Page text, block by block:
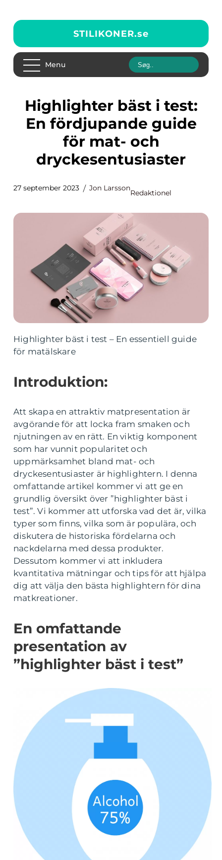
STILIKONER.se
Menu
Highlighter bäst i test:
En fördjupande guide
för mat- och
dryckesentusiaster
27 september 2023 Jon Larsson
Redaktionel
Highlighter bäst i test – En essentiell guide
för matälskare
Introduktion:
Att skapa en attraktiv matpresentation är
avgörande för att locka fram smaken och
njutningen av en rätt. En viktig komponent
som har vunnit popularitet och
uppmärksamhet bland mat- och
dryckesentusiaster är highlightern. I denna
omfattande artikel kommer vi att ge en
grundlig översikt över ”highlighter bäst i
test”. Vi kommer att utforska vad det är, vilka
typer som finns, vilka som är populära, och
diskutera de historiska fördelarna och
nackdelarna med dessa produkter.
Dessutom kommer vi att inkludera
kvantitativa mätningar och tips för att hjälpa
dig att välja den bästa highlightern för dina
matkreationer.
En omfattande
presentation av
”highlighter bäst i test”